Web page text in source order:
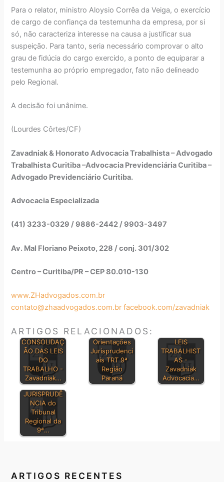
Para o relator, ministro Aloysio Corrêa da Veiga, o exercício
de cargo de confiança da testemunha da empresa, por si
só, não caracteriza interesse na causa a justificar sua
suspeição. Para tanto, seria necessário comprovar o alto
grau de fidúcia do cargo exercido, a ponto de equiparar a
testemunha ao próprio empregador, fato não delineado
pelo Regional.
A decisão foi unânime.
(Lourdes Côrtes/CF)
Zavadniak & Honorato Advocacia Trabalhista – Advogado
Trabalhista Curitiba –Advocacia Previdenciária Curitiba –
Advogado Previdenciário Curitiba.
Advocacia Especializada
(41) 3233-0329 / 9886-2442 / 9903-3497
Av. Mal Floriano Peixoto, 228 / conj. 301/302
Centro – Curitiba/PR – CEP 80.010-130
www.ZHadvogados.com.br
contato@zhaadvogados.com.br facebook.com/zavadniak
ARTIGOS RELACIONADOS:
CONSOLIDAÇ
ÃO DAS LEIS
DO
TRABALHO -
Zavadniak…
Orientações
Jurisprudenci
ais TRT 9ª
Região
Paraná
LEIS
TRABALHIST
AS -
Zavadniak
Advocacia…
BOLETIM DE
JURISPRUDÊ
NCIA do
Tribunal
Regional da
9ª…
ARTIGOS RECENTES